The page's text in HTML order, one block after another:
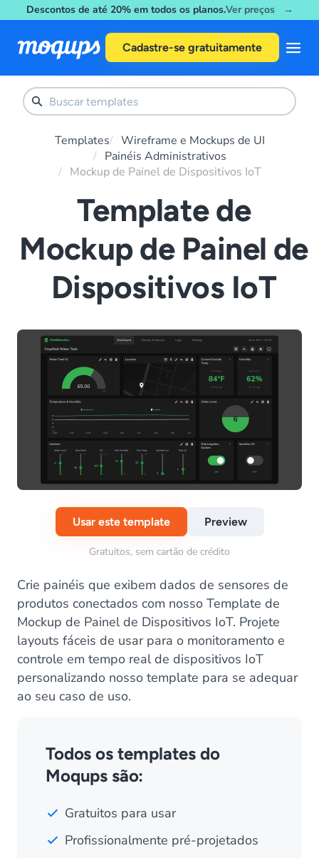
Skip to content
Descontos de até 20% em todos os planos.Ver preços →
Cadastre-se gratuitamente
Templates
Wireframe e Mockups de UI
Painéis Administrativos
Mockup de Painel de Dispositivos IoT
Template de
Mockup de Painel de
Dispositivos IoT
Usar este template Preview
Gratuitos, sem cartão de crédito
Crie painéis que exibem dados de sensores de
produtos conectados com nosso Template de
Mockup de Painel de Dispositivos IoT. Projete
layouts fáceis de usar para o monitoramento e
controle em tempo real de dispositivos IoT
personalizando nosso template para se adequar
ao seu caso de uso.
Todos os templates do
Moqups são:
Gratuitos para usar
Profissionalmente pré-projetados